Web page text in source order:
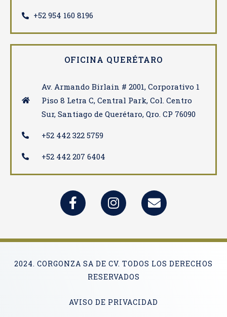
+52 954 160 8196
OFICINA QUERÉTARO
Av. Armando Birlain # 2001, Corporativo 1
Piso 8 Letra C, Central Park, Col. Centro
Sur, Santiago de Querétaro, Qro. CP 76090
+52 442 322 5759
+52 442 207 6404
2024. CORGONZA SA DE CV. TODOS LOS DERECHOS
RESERVADOS
AVISO DE PRIVACIDAD​